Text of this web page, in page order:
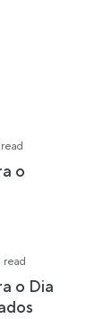
tab
in a new tab
o
read
o Dia